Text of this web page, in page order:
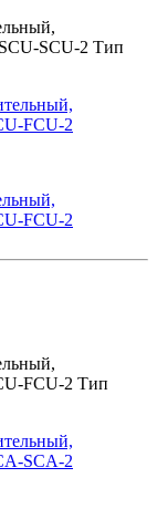
SCU-2 Тип
FCU-2
FCU-2 Тип